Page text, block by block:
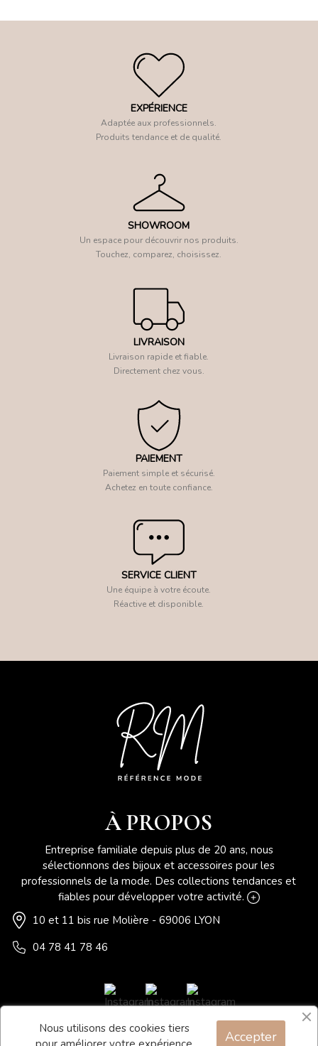
EXPÉRIENCE
Adaptée aux professionnels.
Produits tendance et de qualité.
SHOWROOM
Un espace pour découvrir nos produits.
Touchez, comparez, choisissez.
LIVRAISON
Livraison rapide et fiable.
Directement chez vous.
PAIEMENT
Paiement simple et sécurisé.
Achetez en toute confiance.
SERVICE CLIENT
Une équipe à votre écoute.
Réactive et disponible.
À PROPOS
Entreprise familiale depuis plus de 20 ans, nous
sélectionnons des bijoux et accessoires pour les
professionnels de la mode. Des collections tendances et
fiables pour développer votre activité.
10 et 11 bis rue Molière - 69006 LYON
04 78 41 78 46
Blog
Nous utilisons des cookies tiers
Accepter